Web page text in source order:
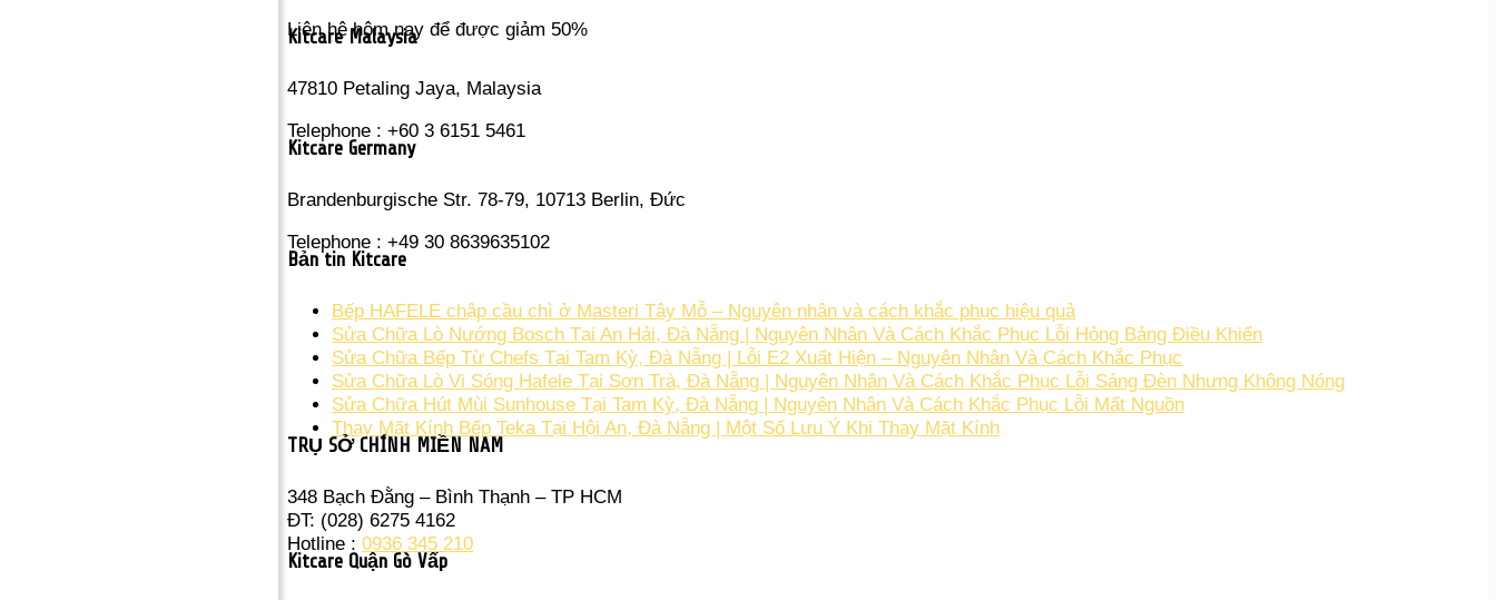
Liên hệ hôm nay để được giảm 50%
Kitcare Malaysia
47810 Petaling Jaya, Malaysia
Telephone : +60 3 6151 5461
Kitcare Germany
Brandenburgische Str. 78-79, 10713 Berlin, Đức
Telephone : +49 30 8639635102
Bản tin Kitcare
Bếp HAFELE chập cầu chì ở Masteri Tây Mỗ – Nguyên nhân và cách khắc phục hiệu quả
Sửa Chữa Lò Nướng Bosch Tại An Hải, Đà Nẵng | Nguyên Nhân Và Cách Khắc Phục Lỗi Hỏng Bảng Điều Khiển
Sửa Chữa Bếp Từ Chefs Tại Tam Kỳ, Đà Nẵng | Lỗi E2 Xuất Hiện – Nguyên Nhân Và Cách Khắc Phục
Sửa Chữa Lò Vi Sóng Hafele Tại Sơn Trà, Đà Nẵng | Nguyên Nhân Và Cách Khắc Phục Lỗi Sáng Đèn Nhưng Không Nóng
Sửa Chữa Hút Mùi Sunhouse Tại Tam Kỳ, Đà Nẵng | Nguyên Nhân Và Cách Khắc Phục Lỗi Mất Nguồn
Thay Mặt Kính Bếp Teka Tại Hội An, Đà Nẵng | Một Số Lưu Ý Khi Thay Mặt Kính
TRỤ SỞ CHÍNH MIỀN NAM
348 Bạch Đằng – Bình Thạnh – TP HCM
ĐT: (028) 6275 4162
Hotline : 0936 345 210
Kitcare Quận Gò Vấp